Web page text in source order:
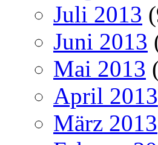
Juli 2013
Juni 2013
Mai 2013
April 2013
März 2013